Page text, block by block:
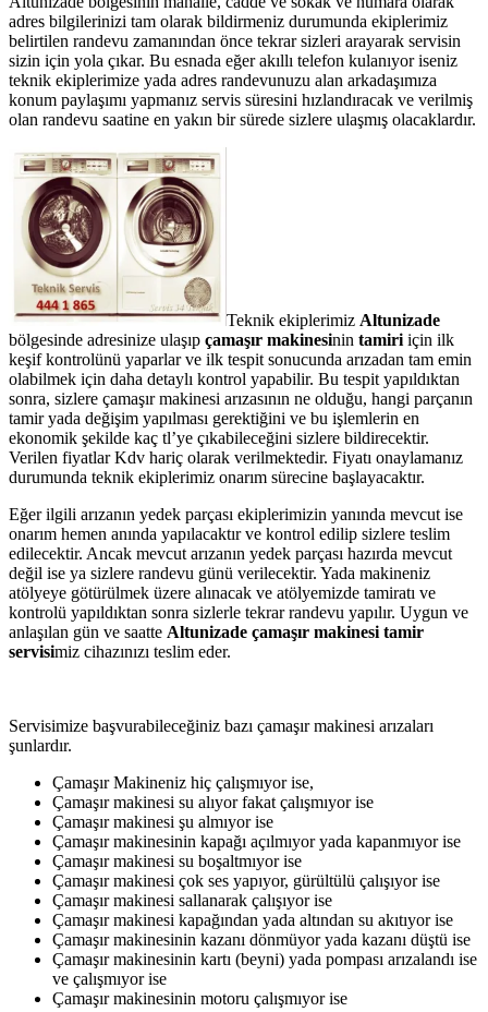
adres bilgilerinizi tam olarak bildirmeniz durumunda ekiplerimiz
belirtilen randevu zamanından önce tekrar sizleri arayarak servisin
sizin için yola çıkar. Bu esnada eğer akıllı telefon kulanıyor iseniz
teknik ekiplerimize yada adres randevunuzu alan arkadaşımıza
konum paylaşımı yapmanız servis süresini hızlandıracak ve verilmiş
olan randevu saatine en yakın bir sürede sizlere ulaşmış olacaklardır.
Teknik ekiplerimiz Altunizade
bölgesinde adresinize ulaşıp çamaşır makinesinin tamiri için ilk
keşif kontrolünü yaparlar ve ilk tespit sonucunda arızadan tam emin
olabilmek için daha detaylı kontrol yapabilir. Bu tespit yapıldıktan
sonra, sizlere çamaşır makinesi arızasının ne olduğu, hangi parçanın
tamir yada değişim yapılması gerektiğini ve bu işlemlerin en
ekonomik şekilde kaç tl’ye çıkabileceğini sizlere bildirecektir.
Verilen fiyatlar Kdv hariç olarak verilmektedir. Fiyatı onaylamanız
durumunda teknik ekiplerimiz onarım sürecine başlayacaktır.
Eğer ilgili arızanın yedek parçası ekiplerimizin yanında mevcut ise
onarım hemen anında yapılacaktır ve kontrol edilip sizlere teslim
edilecektir. Ancak mevcut arızanın yedek parçası hazırda mevcut
değil ise ya sizlere randevu günü verilecektir. Yada makineniz
atölyeye götürülmek üzere alınacak ve atölyemizde tamiratı ve
kontrolü yapıldıktan sonra sizlerle tekrar randevu yapılır. Uygun ve
anlaşılan gün ve saatte Altunizade çamaşır makinesi tamir
servisimiz cihazınızı teslim eder.
Servisimize başvurabileceğiniz bazı çamaşır makinesi arızaları
şunlardır.
Çamaşır Makineniz hiç çalışmıyor ise,
Çamaşır makinesi su alıyor fakat çalışmıyor ise
Çamaşır makinesi şu almıyor ise
Çamaşır makinesinin kapağı açılmıyor yada kapanmıyor ise
Çamaşır makinesi su boşaltmıyor ise
Çamaşır makinesi çok ses yapıyor, gürültülü çalışıyor ise
Çamaşır makinesi sallanarak çalışıyor ise
Çamaşır makinesi kapağından yada altından su akıtıyor ise
Çamaşır makinesinin kazanı dönmüyor yada kazanı düştü ise
Çamaşır makinesinin kartı (beyni) yada pompası arızalandı ise
ve çalışmıyor ise
Çamaşır makinesinin motoru çalışmıyor ise